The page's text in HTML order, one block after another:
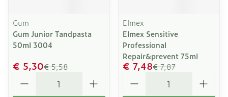
Gum
Gum Junior Tandpasta
50ml 3004
€ 5,58
€ 5,30
Elmex
Elmex Sensitive
Professional
Repair&prevent 75ml
€ 7,87
€ 7,48